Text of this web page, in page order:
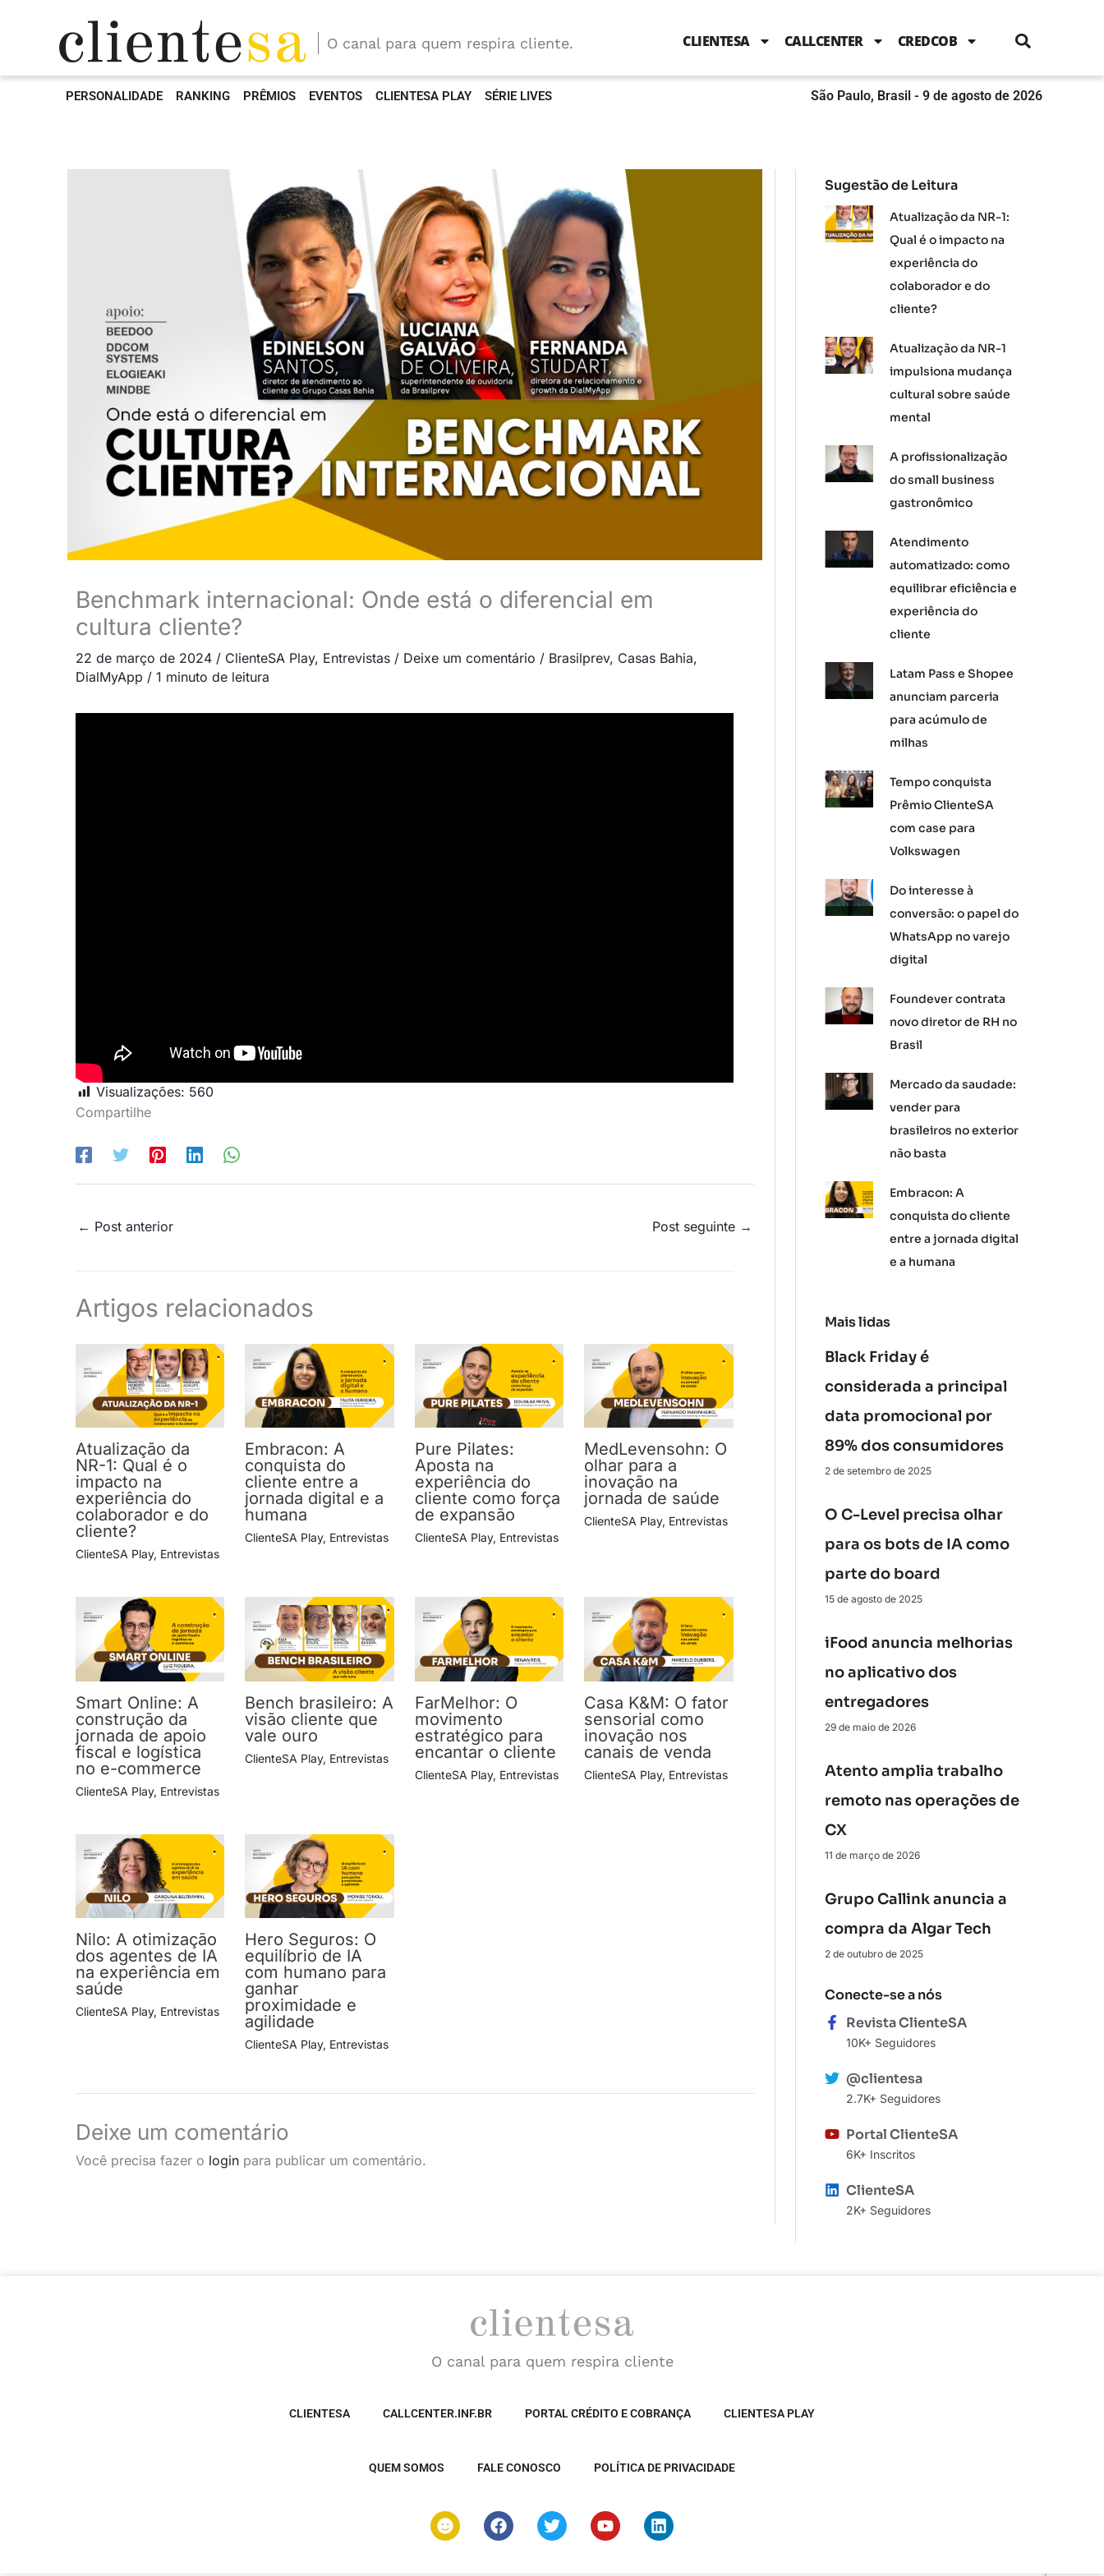
b
o
k
t
e
b
n
g
a
m
O canal para quem respira cliente. CLIENTESA CALLCENTER CREDCOB
PERSONALIDADE RANKING PRÊMIOS EVENTOS CLIENTESA PLAY SÉRIE LIVES São Paulo, Brasil - 9 de agosto de 2026
Benchmark internacional: Onde está o diferencial em
cultura cliente?
22 de março de 2024 / ClienteSA Play, Entrevistas / Deixe um comentário / Brasilprev, Casas Bahia,
DialMyApp / 1 minuto de leitura
Visualizações: 560
Compartilhe
← Post anterior Post seguinte →
Artigos relacionados
Atualização da
NR-1: Qual é o
impacto na
experiência do
colaborador e do
cliente?
ClienteSA Play, Entrevistas
Embracon: A
conquista do
cliente entre a
jornada digital e a
humana
ClienteSA Play, Entrevistas
Pure Pilates:
Aposta na
experiência do
cliente como força
de expansão
ClienteSA Play, Entrevistas
MedLevensohn: O
olhar para a
inovação na
jornada de saúde
ClienteSA Play, Entrevistas
Smart Online: A
construção da
jornada de apoio
fiscal e logística
no e-commerce
ClienteSA Play, Entrevistas
Bench brasileiro: A
visão cliente que
vale ouro
ClienteSA Play, Entrevistas
FarMelhor: O
movimento
estratégico para
encantar o cliente
ClienteSA Play, Entrevistas
Casa K&M: O fator
sensorial como
inovação nos
canais de venda
ClienteSA Play, Entrevistas
Nilo: A otimização
dos agentes de IA
na experiência em
saúde
ClienteSA Play, Entrevistas
Hero Seguros: O
equilíbrio de IA
com humano para
ganhar
proximidade e
agilidade
ClienteSA Play, Entrevistas
Deixe um comentário
Você precisa fazer o login para publicar um comentário.
Sugestão de Leitura
Atualização da NR-1:
Qual é o impacto na
experiência do
colaborador e do
cliente?
Atualização da NR-1
impulsiona mudança
cultural sobre saúde
mental
A profissionalização
do small business
gastronômico
Atendimento
automatizado: como
equilibrar eficiência e
experiência do
cliente
Latam Pass e Shopee
anunciam parceria
para acúmulo de
milhas
Tempo conquista
Prêmio ClienteSA
com case para
Volkswagen
Do interesse à
conversão: o papel do
WhatsApp no varejo
digital
Foundever contrata
novo diretor de RH no
Brasil
Mercado da saudade:
vender para
brasileiros no exterior
não basta
Embracon: A
conquista do cliente
entre a jornada digital
e a humana
Mais lidas
Black Friday é
considerada a principal
data promocional por
89% dos consumidores
2 de setembro de 2025
O C-Level precisa olhar
para os bots de IA como
parte do board
15 de agosto de 2025
iFood anuncia melhorias
no aplicativo dos
entregadores
29 de maio de 2026
Atento amplia trabalho
remoto nas operações de
CX
11 de março de 2026
Grupo Callink anuncia a
compra da Algar Tech
2 de outubro de 2025
Conecte-se a nós
Revista ClienteSA
10K+ Seguidores
@clientesa
2.7K+ Seguidores
Portal ClienteSA
6K+ Inscritos
ClienteSA
2K+ Seguidores
O canal para quem respira cliente
CLIENTESA CALLCENTER.INF.BR PORTAL CRÉDITO E COBRANÇA CLIENTESA PLAY
QUEM SOMOS FALE CONOSCO POLÍTICA DE PRIVACIDADE
S
m
F
a
T
w
Y
o
L
i